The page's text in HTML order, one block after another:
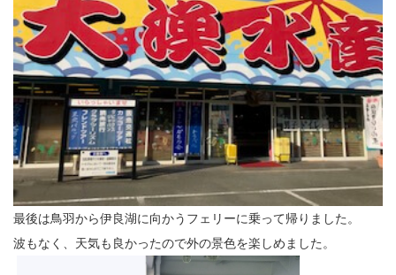
最後は鳥羽から伊良湖に向かうフェリーに乗って帰りました。
波もなく、天気も良かったので外の景色を楽しめました。